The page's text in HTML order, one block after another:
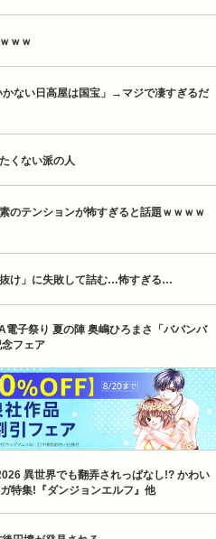
ｗｗ
ない日高屋は国宝」→マジで凄すぎるだ
くない派の人
のテンションが怖すぎると話題ｗｗｗｗ
抜け」に失敗して詰む…怖すぎる…
子祭り 夏の陣 奥嶋ひろまさ「ババンバ
フェア
異世界でも翻弄されっぱなし!? かわい
特集!『ダンジョンエルフ』他